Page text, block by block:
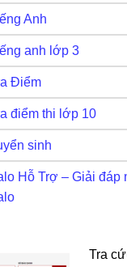
Anh
anh lớp 3
Điểm
điểm thi lớp 10
sinh
Hỗ Trợ – Giải đáp
Tra